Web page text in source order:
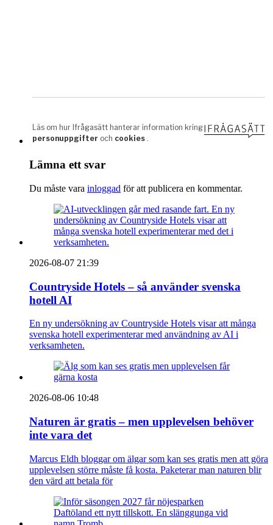
Lämna ett svar
Du måste vara inloggad för att publicera en kommentar.
2026-08-07 21:39
Countryside Hotels – så använder svenska
hotell AI
En ny undersökning av Countryside Hotels visar att många
svenska hotell experimenterar med användning av AI i
verksamheten.
2026-08-06 10:48
Naturen är gratis – men upplevelsen behöver
inte vara det
Marcus Eldh bloggar om älgar som kan ses gratis men att göra
upplevelsen större måste få kosta. Paketerar man naturen blir
den värd att betala för